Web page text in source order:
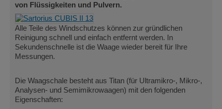
von Flüssigkeiten und Pulvern.
Alle Teile des Windschutzes können zur gründlichen
Reinigung schnell und einfach entfernt werden. In
Sekundenschnelle ist die Waage wieder bereit für Ihre
Messungen.
Die Waagschale besteht aus Titan (für Ultramikro-, Mikro-,
Analysen- und Semimikrowaagen) mit den folgenden
Eigenschaften: